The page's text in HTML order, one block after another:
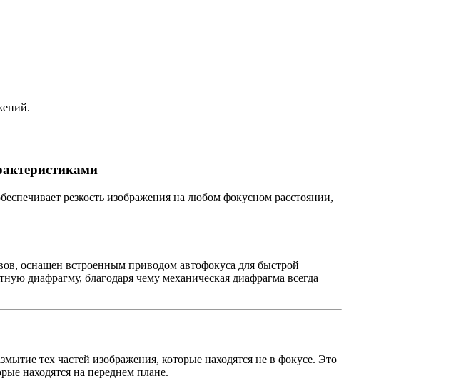
резкость изображения на любом фокусном расстоянии,
оснащен встроенным приводом автофокуса для быстрой
диафрагму, благодаря чему механическая диафрагма всегда
тех частей изображения, которые находятся не в фокусе. Это
находятся на переднем плане.